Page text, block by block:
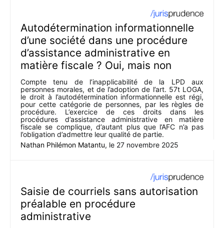
Autodétermination informationnelle
d’une société dans une procédure
d’assistance administrative en
matière fiscale ? Oui, mais non
Compte tenu de l’inapplicabilité de la LPD aux
personnes morales, et de l’adoption de l’art. 57t LOGA,
le droit à l’autodétermination informationnelle est régi,
pour cette catégorie de personnes, par les règles de
procédure. L’exercice de ces droits dans les
procédures d’assistance administrative en matière
fiscale se complique, d’autant plus que l’AFC n’a pas
l’obligation d’admettre leur qualité de partie.
Nathan Philémon Matantu, le 27 novembre 2025
Saisie de courriels sans autorisation
préalable en procédure
administrative